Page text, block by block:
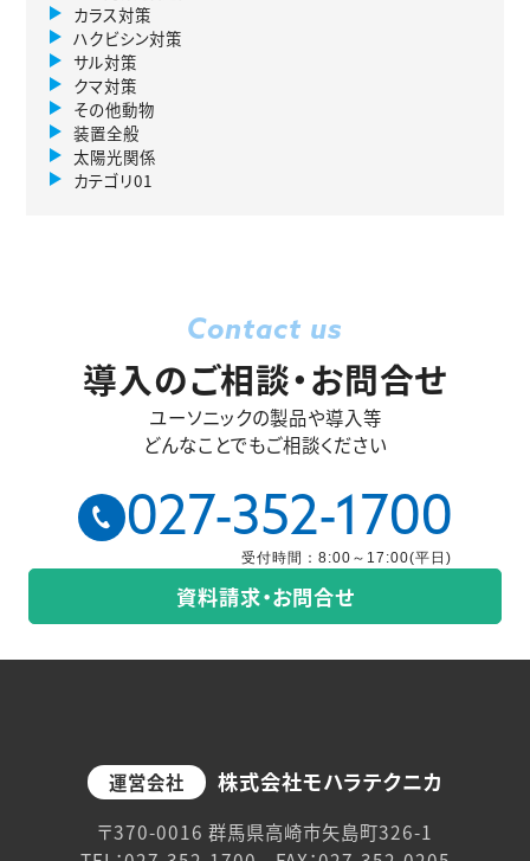
カラス対策
ハクビシン対策
サル対策
クマ対策
その他動物
装置全般
太陽光関係
カテゴリ01
Contact us
導入のご相談・お問合せ
ユーソニックの製品や導入等
どんなことでもご相談ください
027-352-1700
受付時間：8:00～17:00(平日)
資料請求・お問合せ
運営会社 株式会社モハラテクニカ
〒370-0016 群馬県高崎市矢島町326-1